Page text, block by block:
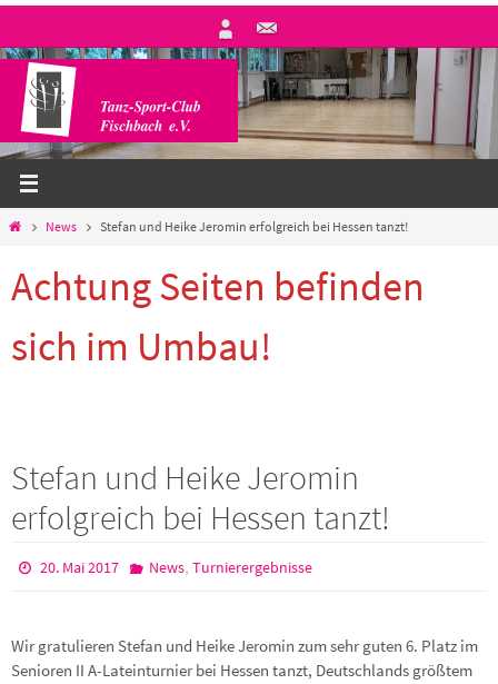
springen
StartNews Stefan und Heike Jeromin erfolgreich bei Hessen tanzt!
Achtung Seiten befinden
sich im Umbau!
Stefan und Heike Jeromin
erfolgreich bei Hessen tanzt!
20. Mai 2017 News, Turnierergebnisse
Wir gratulieren Stefan und Heike Jeromin zum sehr guten 6. Platz im
Senioren II A-Lateinturnier bei Hessen tanzt, Deutschlands größtem